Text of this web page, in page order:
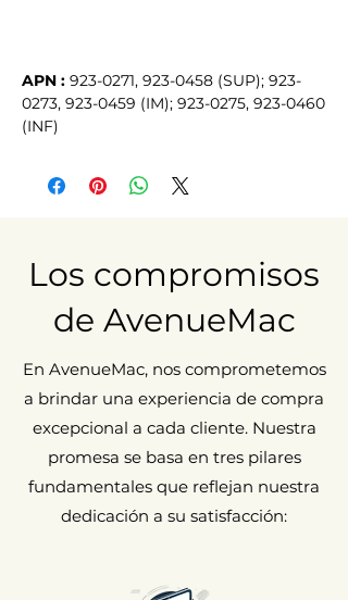
APN : 923-0271, 923-0458 (SUP); 923-
0273, 923-0459 (IM); 923-0275, 923-0460
(INF)
Los compromisos
de AvenueMac
En AvenueMac, nos comprometemos
a brindar una experiencia de compra
excepcional a cada cliente. Nuestra
promesa se basa en tres pilares
fundamentales que reflejan nuestra
dedicación a su satisfacción: